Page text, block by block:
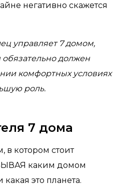
негативно скажется
управляет 7 домом,
должен
комфортных условиях
роль.
7 дома
в котором стоит
каким домом
какая это планета.